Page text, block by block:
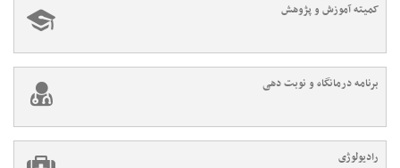
کمیته آموزش و پژوهش
برنامه درمانگاه و نوبت دهی
رادیولوژی